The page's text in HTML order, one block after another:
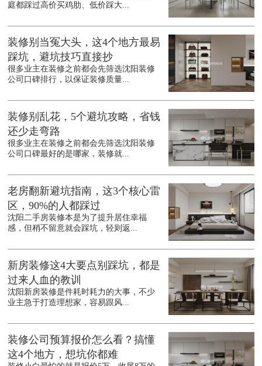
庭都踩过高价买鸡肋、低价踩大...
装修别当冤大头，这4个地方最易
踩坑，避坑技巧直接抄
很多业主在装修之前都会先筛选沈阳装修
公司口碑排行，以保证装修质量...
装修别乱花，5个避坑攻略，省钱
还少走弯路
很多业主在装修之前都会先筛选沈阳装修
公司口碑最好的是哪家，装修就...
老房翻新避坑指南，这3个核心雷
区，90%的人都踩过
沈阳二手房装修本是为了提升居住幸福
感，但稍不留意就会踩坑，轻则返...
新房装修这4大要点别踩坑，都是
过来人血的教训
沈阳新房装修是件耗时耗力的大事，不少
业主急于打造理想家，容易跟风...
装修公司预算报价怎么看？搞懂
这4个地方，想坑你都难